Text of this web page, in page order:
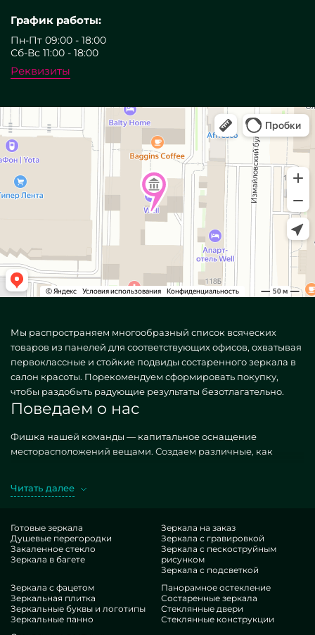
График работы:
Пн-Пт 09:00 - 18:00
Сб-Вс 11:00 - 18:00
Реквизиты
Мы распространяем многообразный список всяческих
товаров из панелей для соответствующих офисов, охватывая
первоклассные и стойкие подвиды состаренного зеркала в
салон красоты. Порекомендуем сформировать покупку,
чтобы раздобыть радующие результаты безотлагательно.
Поведаем о нас
Фишка нашей команды — капитальное оснащение
месторасположений вещами. Создаем различные, как
красоты. Закупая искомые единицы в подходе MILONYA, вы
предпочтительной ставкой, не поддающийся доступным
подобиям. Если вы желаете прокачать свои строения,
добавить им стиля, самобытности, обязательно изучите
наши конструкции, от состаренного зеркала в салон красоты
и до многовариантных аксессуаров.
Достоинства нашей бригады
Читать далее
Готовые зеркала
Душевые перегородки
Закаленное стекло
Зеркала в багете
Зеркала на заказ
Зеркала с гравировкой
Зеркала с пескоструйным
рисунком
Зеркала с подсветкой
Зеркала с фацетом
Зеркальная плитка
Зеркальные буквы и логотипы
Зеркальные панно
Панорамное остекление
Состаренные зеркала
Стеклянные двери
Стеклянные конструкции